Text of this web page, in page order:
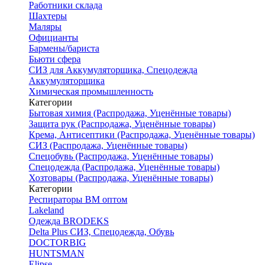
Работники склада
Шахтеры
Маляры
Официанты
Бармены/бариста
Бьюти сфера
СИЗ для Аккумуляторщика, Спецодежда
Аккумуляторщика
Химическая промышленность
Категории
Бытовая химия (Распродажа, Уценённые товары)
Защита рук (Распродажа, Уценённые товары)
Крема, Антисептики (Распродажа, Уценённые товары)
СИЗ (Распродажа, Уценённые товары)
Спецобувь (Распродажа, Уценённые товары)
Спецодежда (Распродажа, Уценённые товары)
Хозтовары (Распродажа, Уценённые товары)
Категории
Респираторы ВМ оптом
Lakeland
Одежда BRODEKS
Delta Plus СИЗ, Спецодежда, Обувь
DOCTORBIG
HUNTSMAN